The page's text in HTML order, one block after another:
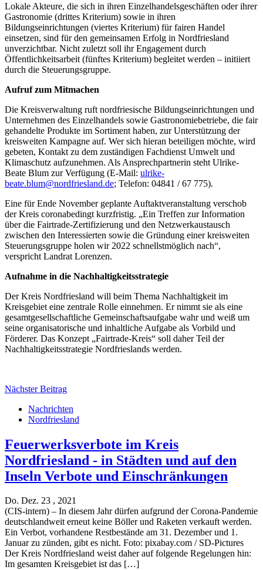
Lokale Akteure, die sich in ihren Einzelhandelsgeschäften oder ihrer
Gastronomie (drittes Kriterium) sowie in ihren
Bildungseinrichtungen (viertes Kriterium) für fairen Handel
einsetzen, sind für den gemeinsamen Erfolg in Nordfriesland
unverzichtbar. Nicht zuletzt soll ihr Engagement durch
Öffentlichkeitsarbeit (fünftes Kriterium) begleitet werden – initiiert
durch die Steuerungsgruppe.
Aufruf zum Mitmachen
Die Kreisverwaltung ruft nordfriesische Bildungseinrichtungen und
Unternehmen des Einzelhandels sowie Gastronomiebetriebe, die fair
gehandelte Produkte im Sortiment haben, zur Unterstützung der
kreisweiten Kampagne auf. Wer sich hieran beteiligen möchte, wird
gebeten, Kontakt zu dem zuständigen Fachdienst Umwelt und
Klimaschutz aufzunehmen. Als Ansprechpartnerin steht Ulrike-
Beate Blum zur Verfügung (E-Mail: ulrike-
beate.blum@nordfriesland.de; Telefon: 04841 / 67 775).
Eine für Ende November geplante Auftaktveranstaltung verschob
der Kreis coronabedingt kurzfristig. „Ein Treffen zur Information
über die Fairtrade-Zertifizierung und den Netzwerkaustausch
zwischen den Interessierten sowie die Gründung einer kreisweiten
Steuerungsgruppe holen wir 2022 schnellstmöglich nach“,
verspricht Landrat Lorenzen.
Aufnahme in die Nachhaltigkeitsstrategie
Der Kreis Nordfriesland will beim Thema Nachhaltigkeit im
Kreisgebiet eine zentrale Rolle einnehmen. Er nimmt sie als eine
gesamtgesellschaftliche Gemeinschaftsaufgabe wahr und weiß um
seine organisatorische und inhaltliche Aufgabe als Vorbild und
Förderer. Das Konzept „Fairtrade-Kreis“ soll daher Teil der
Nachhaltigkeitsstrategie Nordfrieslands werden.
Nächster Beitrag
Nachrichten
Nordfriesland
Feuerwerksverbote im Kreis
Nordfriesland - in Städten und auf den
Inseln Verbote und Einschränkungen
Do. Dez. 23 , 2021
(CIS-intern) – In diesem Jahr dürfen aufgrund der Corona-Pandemie
deutschlandweit erneut keine Böller und Raketen verkauft werden.
Ein Verbot, vorhandene Restbestände am 31. Dezember und 1.
Januar zu zünden, gibt es nicht. Foto: pixabay.com / SD-Pictures
Der Kreis Nordfriesland weist daher auf folgende Regelungen hin:
Im gesamten Kreisgebiet ist das […]